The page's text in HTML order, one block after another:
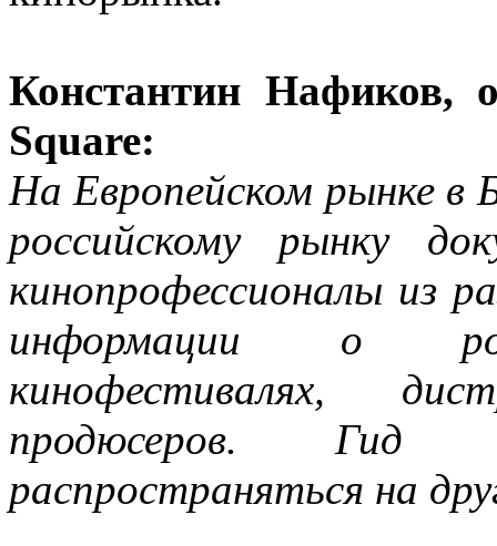
Константин Нафиков,
Square:
На Европейском рынке в
российскому рынку
кинопрофессионалы из
информации о
кинофестивалях,
продюсеров. Гид
распространяться на